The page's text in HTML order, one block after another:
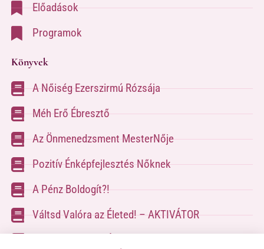
Előadások
Programok
Könyvek
A Nőiség Ezerszirmú Rózsája
Méh Erő Ébresztő
Az Önmenedzsment MesterNője
Pozitív Énképfejlesztés Nőknek
A Pénz Boldogít?!
Váltsd Valóra az Életed! – AKTIVÁTOR